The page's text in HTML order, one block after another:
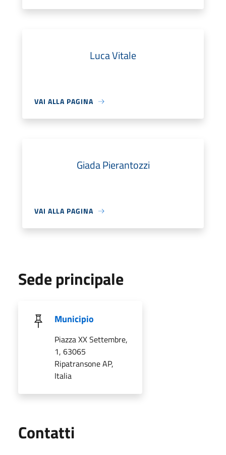
Luca Vitale
VAI ALLA PAGINA
Giada Pierantozzi
VAI ALLA PAGINA
Sede principale
Municipio
Piazza XX Settembre,
1, 63065
Ripatransone AP,
Italia
Contatti